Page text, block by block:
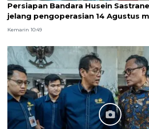
Persiapan Bandara Husein
jelang pengoperasian 14 Agustus
Kemarin 10:49